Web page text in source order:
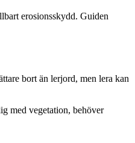
erosionsskydd. Guiden
bort än lerjord, men lera kan
med vegetation, behöver